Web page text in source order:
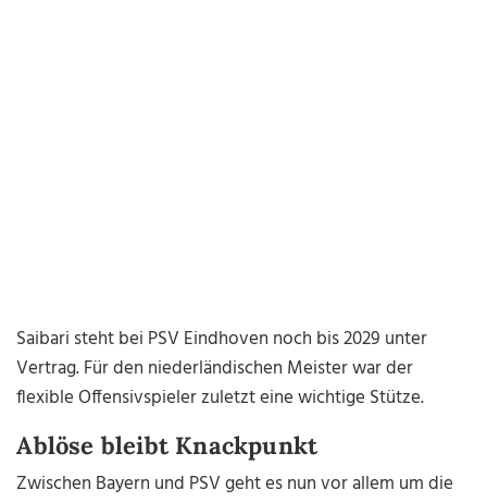
Saibari steht bei PSV Eindhoven noch bis 2029 unter
Vertrag. Für den niederländischen Meister war der
flexible Offensivspieler zuletzt eine wichtige Stütze.
Ablöse bleibt Knackpunkt
Zwischen Bayern und PSV geht es nun vor allem um die